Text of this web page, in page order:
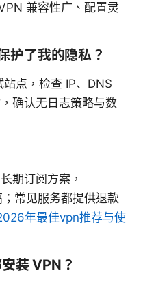
兼容性广、配置灵
护了我的隐私？
点，检查 IP、DNS
确认无日志策略与数
期订阅方案，
常见服务都提供退款
年最佳vpn推荐与使
装 VPN？